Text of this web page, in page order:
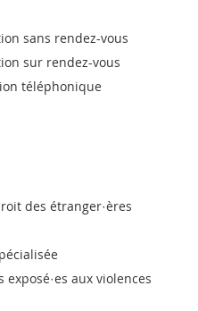
sans rendez-vous
sur rendez-vous
téléphonique
des étranger·ères
aux violences